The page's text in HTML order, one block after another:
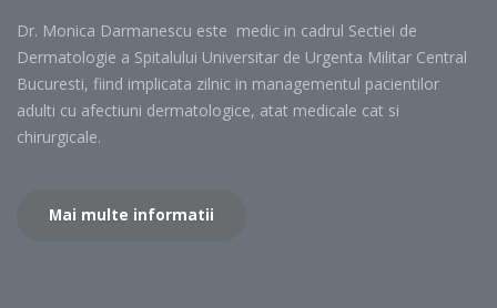
Dr. Monica Darmanescu este medic in cadrul Sectiei de
Dermatologie a Spitalului Universitar de Urgenta Militar Central
Bucuresti, fiind implicata zilnic in managementul pacientilor
adulti cu afectiuni dermatologice, atat medicale cat si
chirurgicale.
Mai multe informatii